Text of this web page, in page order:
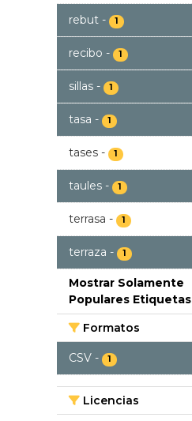
rebut - 1
recibo - 1
sillas - 1
tasa - 1
tases - 1
taules - 1
terrasa - 1
terraza - 1
Mostrar Solamente
Populares Etiquetas
Formatos
CSV - 1
Licencias